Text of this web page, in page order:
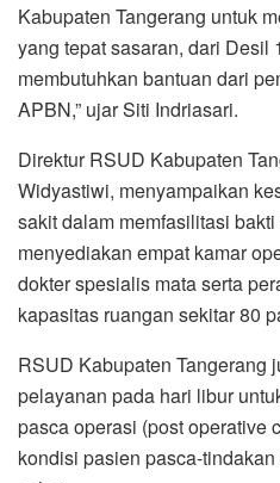
Kabupaten Tangerang untuk
yang tepat sasaran, dari Desil
membutuhkan bantuan dari
APBN,” ujar Siti Indriasari.
Direktur RSUD Kabupaten
Widyastiwi, menyampaikan
sakit dalam memfasilitasi
menyediakan empat kamar
dokter spesialis mata serta
kapasitas ruangan sekitar 80
RSUD Kabupaten Tangerang
pelayanan pada hari libur
pasca operasi (post operative
kondisi pasien pasca-